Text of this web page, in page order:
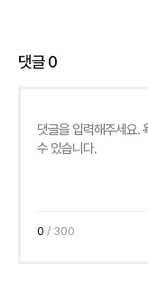
댓글0
0 / 300